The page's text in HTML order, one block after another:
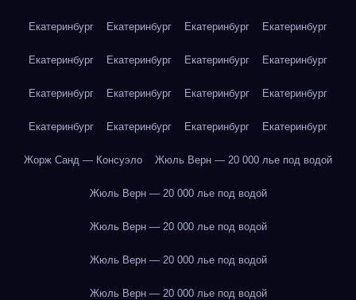
Екатеринбург Екатеринбург Екатеринбург Екатеринбург
Екатеринбург Екатеринбург Екатеринбург Екатеринбург
Екатеринбург Екатеринбург Екатеринбург Екатеринбург
Екатеринбург Екатеринбург Екатеринбург Екатеринбург
Жорж Санд — Консуэло Жюль Верн — 20 000 лье под водой
Жюль Верн — 20 000 лье под водой
Жюль Верн — 20 000 лье под водой
Жюль Верн — 20 000 лье под водой
Жюль Верн — 20 000 лье под водой